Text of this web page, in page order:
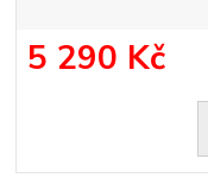
5 290 Kč